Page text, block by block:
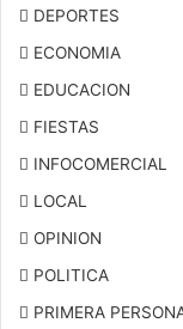
DEPORTES
ECONOMIA
EDUCACION
FIESTAS
INFOCOMERCIAL
LOCAL
OPINION
POLITICA
PRIMERA